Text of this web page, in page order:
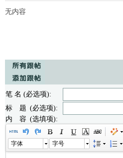
无内容
笔 名 (必选项):
标 题 (必选项):
内 容 (选填项):
字体 字号